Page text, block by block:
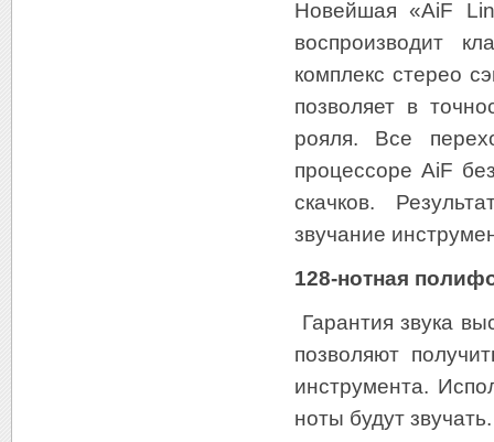
Новейшая «AiF
воспроизводит
комплекс стерео
позволяет в
рояля. Все
процессоре AiF
скачков.
звучание
128-нотная
Гарантия звука
позволяют
инструмента.
ноты будут звучать.